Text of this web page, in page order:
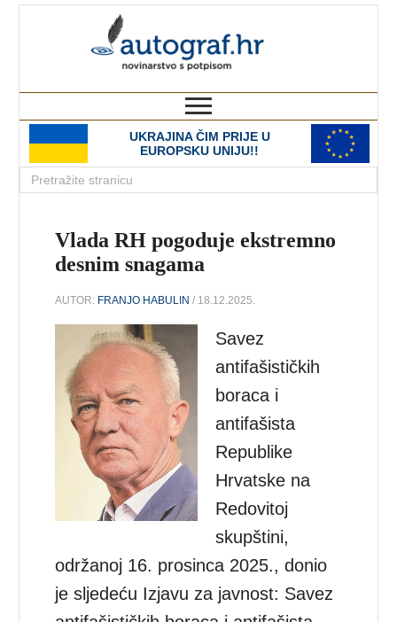
UKRAJINA ČIM PRIJE U
EUROPSKU UNIJU!!
Vlada RH pogoduje ekstremno
desnim snagama
AUTOR: FRANJO HABULIN / 18.12.2025.
Savez
antifašističkih
boraca i
antifašista
Republike
Hrvatske na
Redovitoj
skupštini,
održanoj 16. prosinca 2025., donio
je sljedeću Izjavu za javnost: Savez